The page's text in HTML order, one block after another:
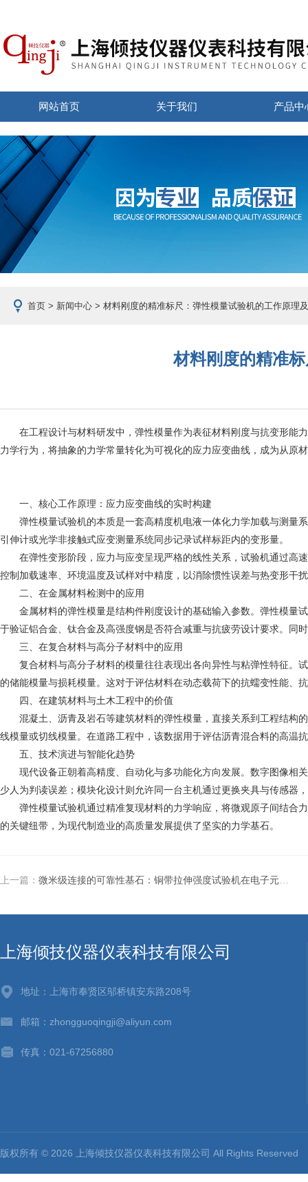
网站首页 关于我们 产品中
首页 > 新闻中心 > 材料刚度的精准标尺：弹性模量试验机的工作原理
材料刚度的精准
在工程设计与材料研发中，弹性模量作为表征材料刚度与抗变形能
力学行为，将抽象的力学常量转化为可视化的应力应变曲线，成为从原
一、核心工作原理：应力应变曲线的实时构建
弹性模量试验机的本质是一套高精度机电液一体化力学加载与测量
引伸计或光学非接触式应变测量系统同步记录试样标距内的变形量。
在弹性变形阶段，应力与应变呈现严格的线性关系，试验机通过高
控制加载速率、环境温度及试样对中精度，以消除惯性误差与热变形干
二、在金属材料检测中的应用
金属材料的弹性模量是结构件刚度设计的基础输入参数。弹性模量
于验证铝合金、钛合金及高强度钢是否符合减重与抗疲劳设计要求。同
三、在复合材料与高分子材料中的应用
复合材料与高分子材料的模量往往表现出各向异性与粘弹性特征。
的储能模量与损耗模量。这对于评估材料在动态载荷下的抗蠕变性能、
四、在建筑材料与土木工程中的价值
混凝土、沥青及岩石等建筑材料的弹性模量，直接关系到工程结构
线模量或切线模量。在道路工程中，该数据用于评估沥青混合料的高温
五、技术演进与智能化趋势
现代设备正朝着高精度、自动化与多功能化方向发展。数字图像相
少人为判读误差；模块化设计则允许同一台主机通过更换夹具与传感器
弹性模量试验机通过精准复现材料的力学响应，将微观原子间结合
的关键纽带，为现代制造业的高质量发展提供了坚实的力学基石。
上一篇： 微米级连接的可靠性基石：铜带拉伸强度试验机在电子元器件制造中的关键作用解析
上海倾技仪器仪表科技有限公司
地址：上海市奉贤区邬桥镇安东路208号
邮箱：zhongguoqingji@aliyun.com
传真：021-67256880
版权所有 © 2026 上海倾技仪器仪表科技有限公司 All Rights